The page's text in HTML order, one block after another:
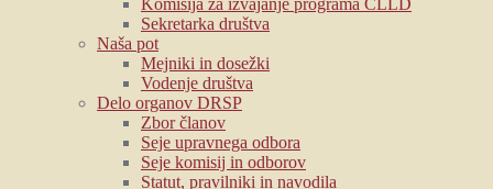
Komisija za izvajanje programa CLLD
Sekretarka društva
Naša pot
Mejniki in dosežki
Vodenje društva
Delo organov DRSP
Zbor članov
Seje upravnega odbora
Seje komisij in odborov
Statut, pravilniki in navodila